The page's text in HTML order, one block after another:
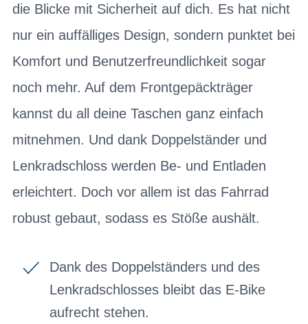
die Blicke mit Sicherheit auf dich. Es hat nicht
nur ein auffälliges Design, sondern punktet bei
Komfort und Benutzerfreundlichkeit sogar
noch mehr. Auf dem Frontgepäckträger
kannst du all deine Taschen ganz einfach
mitnehmen. Und dank Doppelständer und
Lenkradschloss werden Be- und Entladen
erleichtert. Doch vor allem ist das Fahrrad
robust gebaut, sodass es Stöße aushält.
Dank des Doppelständers und des
Lenkradschlosses bleibt das E-Bike
aufrecht stehen.